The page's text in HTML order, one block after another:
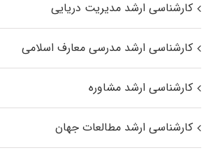
کارشناسی ارشد مدیریت دریایی
کارشناسی ارشد مدرسی معارف اسلامی
کارشناسی ارشد مشاوره
کارشناسی ارشد مطالعات جهان